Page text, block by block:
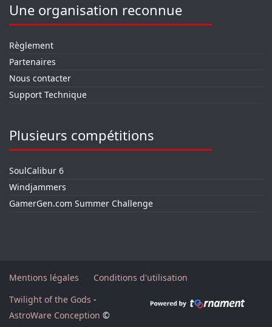
Une organisation reconnue
Règlement
Partenaires
Nous contacter
Support Technique
Plusieurs compétitions
SoulCalibur 6
Windjammers
GamerGen.com Summer Challenge
Mentions légales
Conditions d'utilisation
Twilight of the Gods -
AstroWare Conception ©